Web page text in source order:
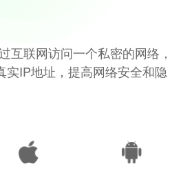
互联网访问一个私密的网络，
实IP地址，提高网络安全和隐